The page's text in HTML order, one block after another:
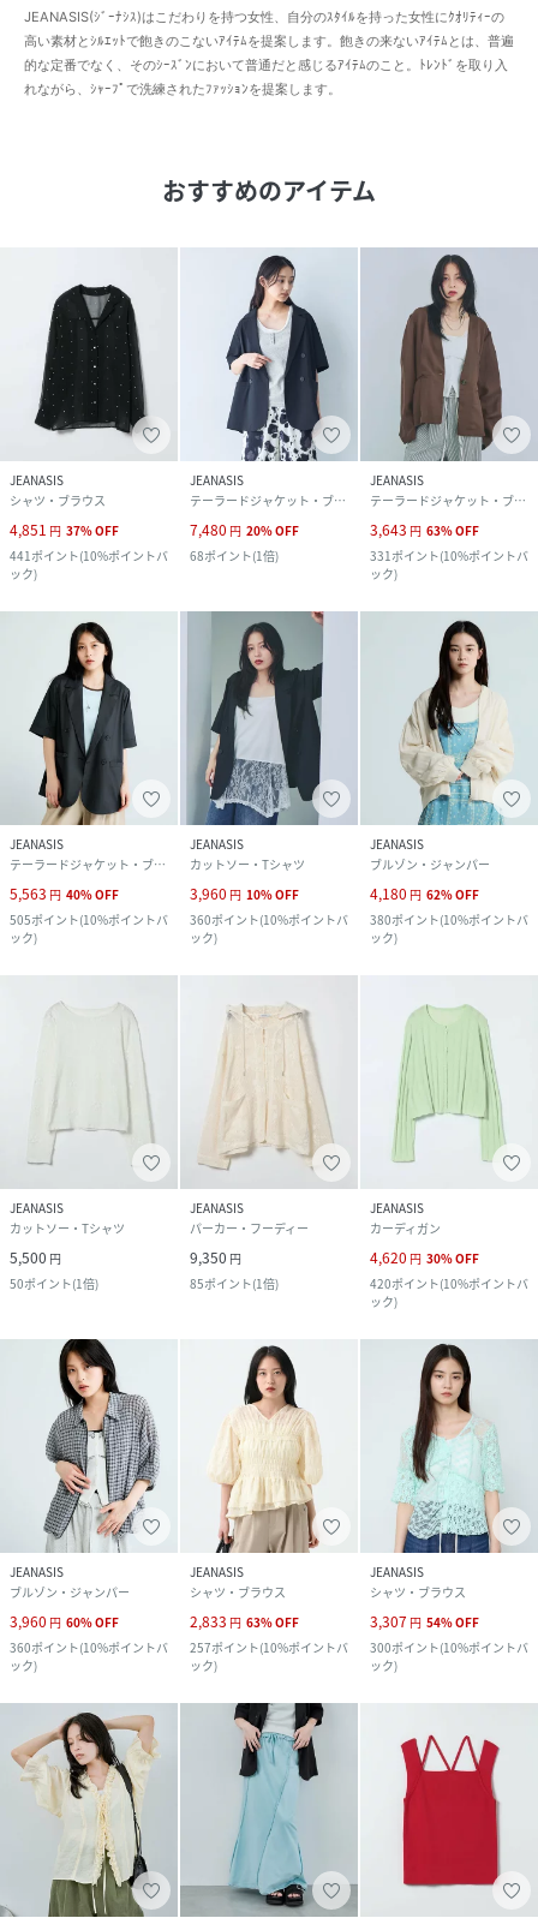
JEANASIS(ｼﾞｰﾅｼｽ)はこだわりを持つ女性、自分のｽﾀｲﾙを持った女性にｸｵﾘﾃｨｰの
高い素材とｼﾙｴｯﾄで飽きのこないｱｲﾃﾑを提案します。飽きの来ないｱｲﾃﾑとは、普遍
的な定番でなく、そのｼｰｽﾞﾝにおいて普通だと感じるｱｲﾃﾑのこと。ﾄﾚﾝﾄﾞを取り入
れながら、ｼｬｰﾌﾟで洗練されたﾌｧｯｼｮﾝを提案します。
おすすめのアイテム
JEANASIS
シャツ・ブラウス
4,851 円 37%OFF
441ポイント(10%ポイントバ
ック)
JEANASIS
テーラードジャケット・ブレザー
7,480 円 20%OFF
68ポイント(1倍)
JEANASIS
テーラードジャケット・ブレザー
3,643 円 63%OFF
331ポイント(10%ポイントバ
ック)
JEANASIS
テーラードジャケット・ブレザー
5,563 円 40%OFF
505ポイント(10%ポイントバ
ック)
JEANASIS
カットソー・Tシャツ
3,960 円 10%OFF
360ポイント(10%ポイントバ
ック)
JEANASIS
ブルゾン・ジャンパー
4,180 円 62%OFF
380ポイント(10%ポイントバ
ック)
JEANASIS
カットソー・Tシャツ
5,500 円
50ポイント(1倍)
JEANASIS
パーカー・フーディー
9,350 円
85ポイント(1倍)
JEANASIS
カーディガン
4,620 円 30%OFF
420ポイント(10%ポイントバ
ック)
JEANASIS
ブルゾン・ジャンパー
3,960 円 60%OFF
360ポイント(10%ポイントバ
ック)
JEANASIS
シャツ・ブラウス
2,833 円 63%OFF
257ポイント(10%ポイントバ
ック)
JEANASIS
シャツ・ブラウス
3,307 円 54%OFF
300ポイント(10%ポイントバ
ック)